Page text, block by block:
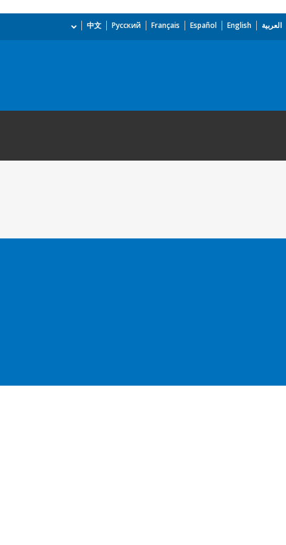
العربية English
Español
Français
Русский
中文